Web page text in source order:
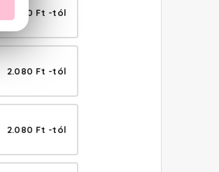
2.080 Ft -tól
2.080 Ft -tól
2.080 Ft -tól